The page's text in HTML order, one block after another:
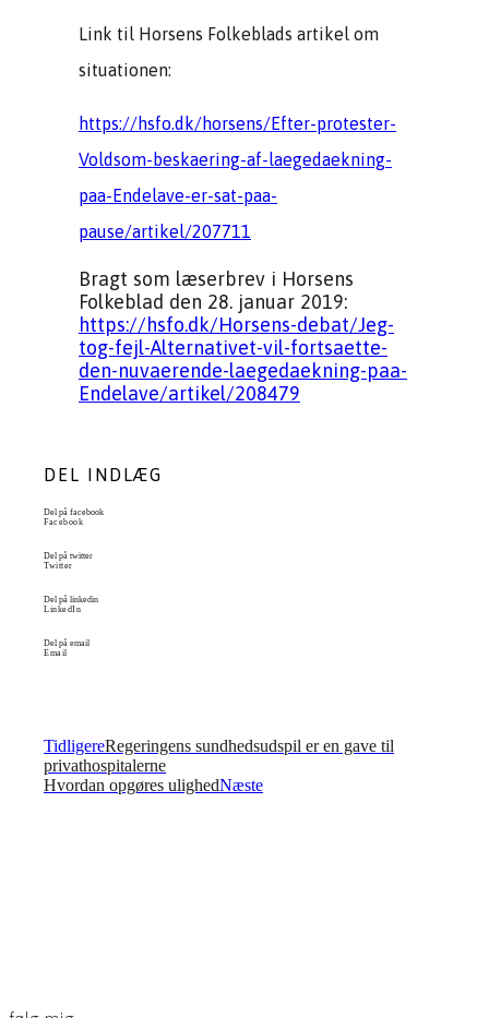
Link til Horsens Folkeblads artikel om
situationen:
https://hsfo.dk/horsens/Efter-protester-
Voldsom-beskaering-af-laegedaekning-
paa-Endelave-er-sat-paa-
pause/artikel/207711
Bragt som læserbrev i Horsens
Folkeblad den 28. januar 2019:
https://hsfo.dk/Horsens-debat/Jeg-
tog-fejl-Alternativet-vil-fortsaette-
den-nuvaerende-laegedaekning-paa-
Endelave/artikel/208479
DEL INDLÆG
Del på facebook
Facebook
Del på twitter
Twitter
Del på linkedin
LinkedIn
Del på email
Email
TidligereRegeringens sundhedsudspil er en gave til
privathospitalerne
Hvordan opgøres ulighedNæste